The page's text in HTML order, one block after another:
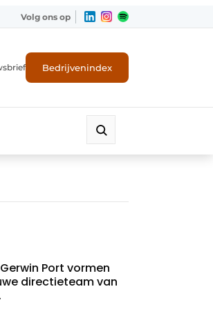
Volg ons op
Bedrijvenindex
Port vormen
directieteam van